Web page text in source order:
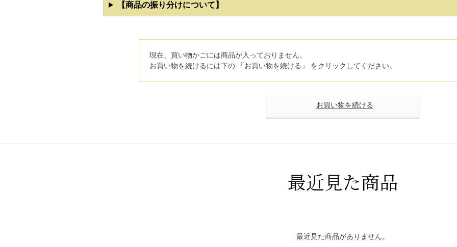
【商品の振り分けについて】
現在、買い物かごには商品が入っておりません。
お買い物を続けるには下の 「お買い物を続ける」 をクリックしてください。
最近見た商品
最近見た商品がありません。